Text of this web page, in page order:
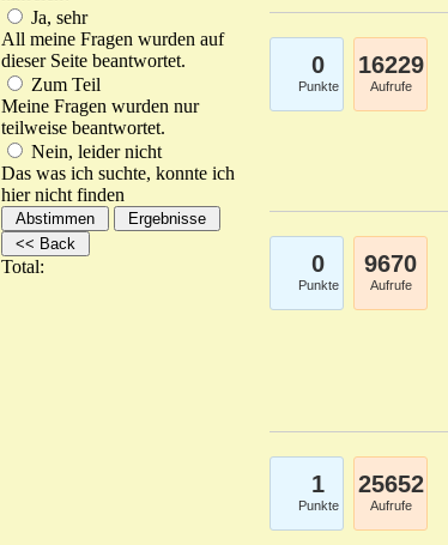
Ja, sehr
All meine Fragen wurden auf
dieser Seite beantwortet.
Zum Teil
Meine Fragen wurden nur
teilweise beantwortet.
Nein, leider nicht
Das was ich suchte, konnte ich
hier nicht finden
Total:
0
Punkte
16229
Aufrufe
0
Punkte
9670
Aufrufe
1
Punkte
25652
Aufrufe